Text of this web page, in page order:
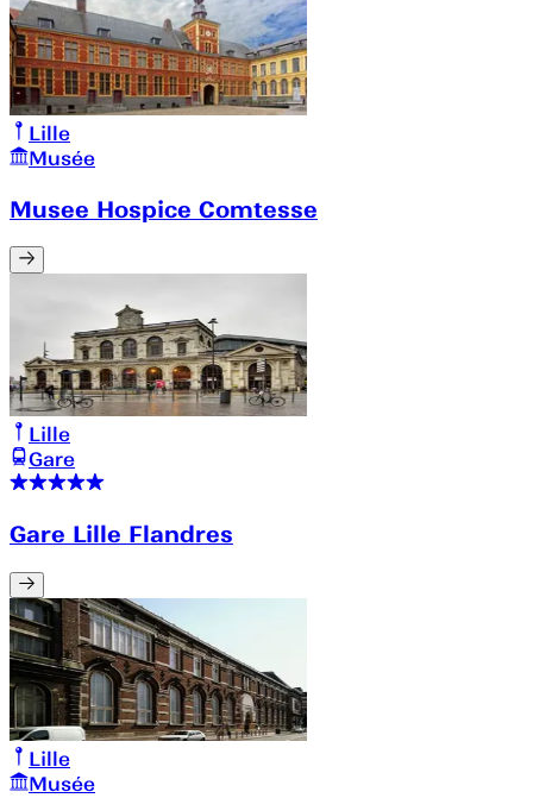
Lille
Musée
Musee Hospice Comtesse
Lille
Gare
Gare Lille Flandres
Lille
Musée